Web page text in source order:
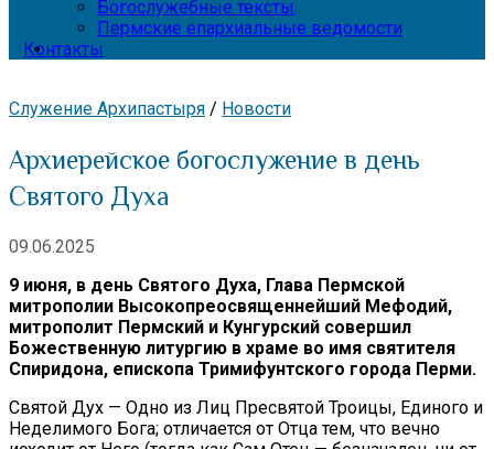
Богослужебные тексты
Пермские епархиальные ведомости
Контакты
Служение Архипастыря / Новости
Архиерейское богослужение в день
Святого Духа
09.06.2025
9 июня, в день Святого Духа, Глава Пермской
митрополии Высокопреосвященнейший Мефодий,
митрополит Пермский и Кунгурский совершил
Божественную литургию в храме во имя святителя
Спиридона, епископа Тримифунтского города Перми.
Святой Дух — Одно из Лиц Пресвятой Троицы, Единого и
Неделимого Бога; отличается от Отца тем, что вечно